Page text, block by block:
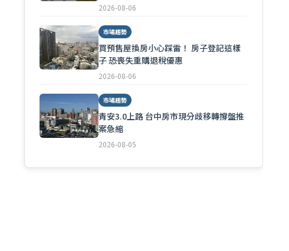
2026-08-06
市場趨勢
買預售屋換房小心踩雷！ 房子登記這樣
子 恐喪失重購退稅優惠
2026-08-06
市場趨勢
青安3.0上路 台中房市現分歧移轉撐盤推
案急縮
2026-08-05